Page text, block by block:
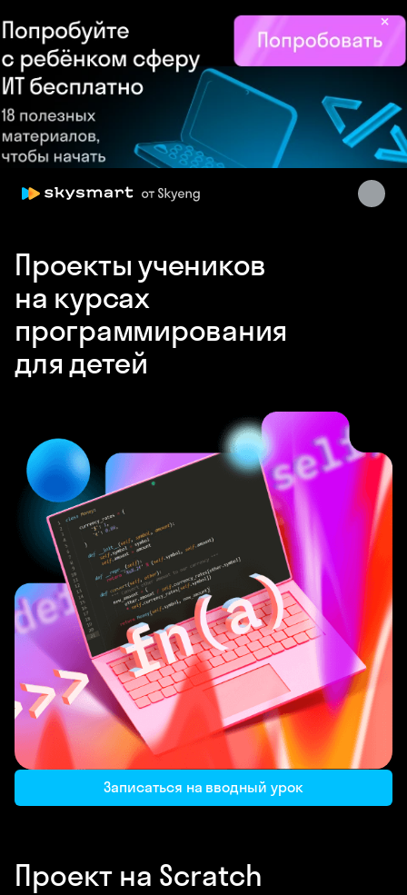
×
Проекты учеников
на курсах
программирования
для детей
Записаться на вводный урок
Проект на Scratch
Skysmart Chat
online